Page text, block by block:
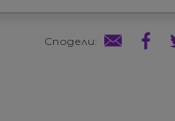
Сподели: